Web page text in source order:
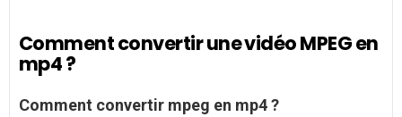
Comment convertir une vidéo MPEG en
mp4 ?
Comment convertir mpeg en mp4?